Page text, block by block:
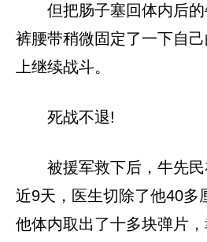
但把肠子塞回体内后
裤腰带稍微固定了一下自
上继续战斗。
死战不退!
被援军救下后，牛先
近9天，医生切除了他40多
他体内取出了十多块弹片，